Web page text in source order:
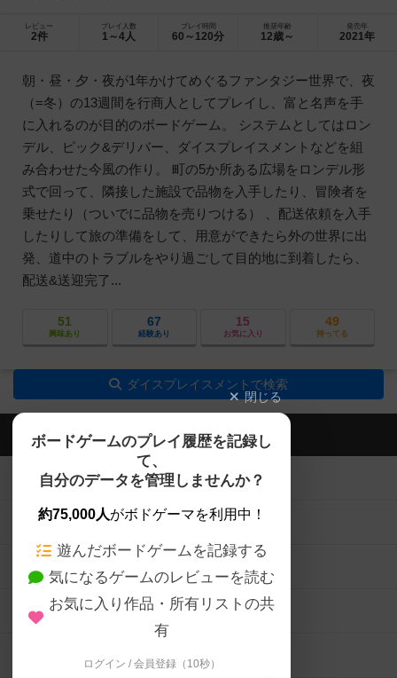
レビュー
2件
プレイ人数
1～4人
プレイ時間
60～120分
推奨年齢
12歳～
発売年
2021年
朝・昼・夕・夜が1年かけてめぐるファンタジー世界で、夜
（=冬）の13週間を行商人としてプレイし、富と名声を手
に入れるのが目的のボードゲーム。 システムとしてはロン
デル、ピック&デリバー、ダイスプレイスメントなどを組
み合わせた今風の作り。 町の5か所ある広場をロンデル形
式で回って、隣接した施設で品物を入手したり、冒険者を
乗せたり（ついでに品物を売りつける） 、配送依頼を入手
したりして旅の準備をして、用意ができたら外の世界に出
発、道中のトラブルをやり過ごして目的地に到着したら、
配送&送迎完了...
51
興味あり
67
経験あり
15
お気に入り
49
持ってる
ダイスプレイスメントで検索
閉じる
ボードゲームのプレイ履歴を記録し
て、
自分のデータを管理しませんか？
約75,000人がボドゲーマを利用中！
遊んだボードゲームを記録する
気になるゲームのレビューを読む
お気に入り作品・所有リストの共
有
ログイン / 会員登録（10秒）
ボドゲーマTOP
ボードゲームを検索する
ボードゲームの新着レビュー
ボードゲーム会情報
メカニクス特集
掲示板・トピックス